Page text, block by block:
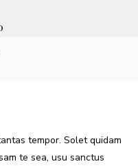
tempor. Solet quidam
te sea, usu sanctus